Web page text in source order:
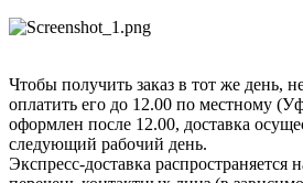
Чтобы получить заказ в тот же день,
оплатить его до 12.00 по местному
оформлен после 12.00, доставка
следующий рабочий день.
Экспресс-доставка распространяется